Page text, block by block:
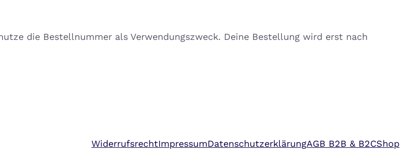
die Bestellnummer als Verwendungszweck. Deine Bestellung wird erst nach
WiderrufsrechtImpressumDatenschutzerklärungAGB B2B & B2CShop